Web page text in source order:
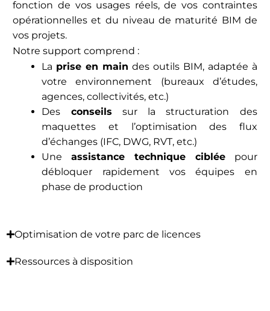
fonction de vos usages réels, de vos contraintes
opérationnelles et du niveau de maturité BIM de
vos projets.
Notre support comprend :
La prise en main des outils BIM, adaptée à
votre environnement (bureaux d’études,
agences, collectivités, etc.)
Des conseils sur la structuration des
maquettes et l’optimisation des flux
d’échanges (IFC, DWG, RVT, etc.)
Uneassistance technique cibléepour
débloquer rapidement vos équipes en
phase de production
Optimisation de votre parc de licences
Ressources à disposition